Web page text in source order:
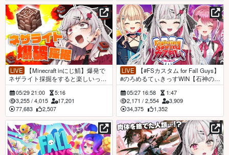
LIVE
ネザライト採掘をすると楽しいっ
て…マジ？【石神のぞみ／にじさん
じ所属】
05/29 21:00
5:16
3,255/ 4,015
17,201
77,683
2,507
LIVE
#のろめるてぃきっすWIN【石神のぞ
み／にじさんじ所属】
05/27 16:58
1:47
2,171 /2,554
3,909
34,375
1,352